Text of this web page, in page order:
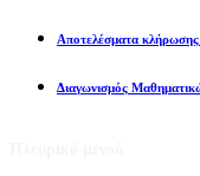
Αποτελέσματα
Διαγωνισμός